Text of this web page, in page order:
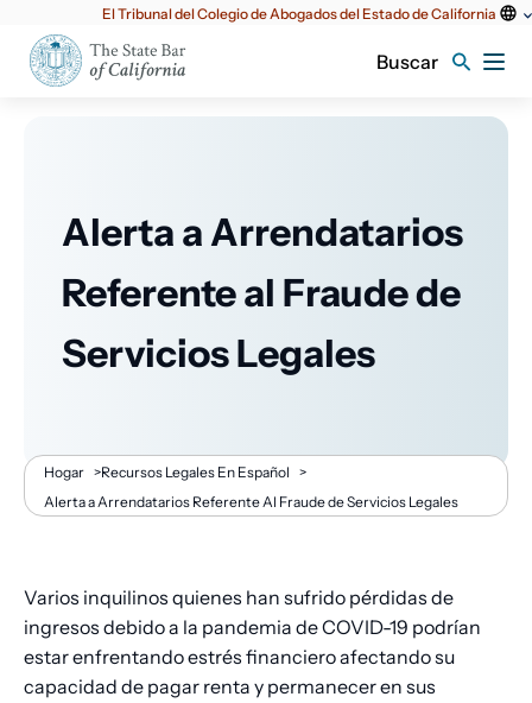
principal
El Tribunal del Colegio de Abogados del Estado de California
Buscar
Alerta a Arrendatarios
Referente al Fraude de
Servicios Legales
Migaja
pan
Hogar >Recursos Legales En Español >
Alerta a Arrendatarios Referente Al Fraude de Servicios Legales
Varios inquilinos quienes han sufrido pérdidas de
ingresos debido a la pandemia de COVID-19 podrían
estar enfrentando estrés financiero afectando su
capacidad de pagar renta y permanecer en sus